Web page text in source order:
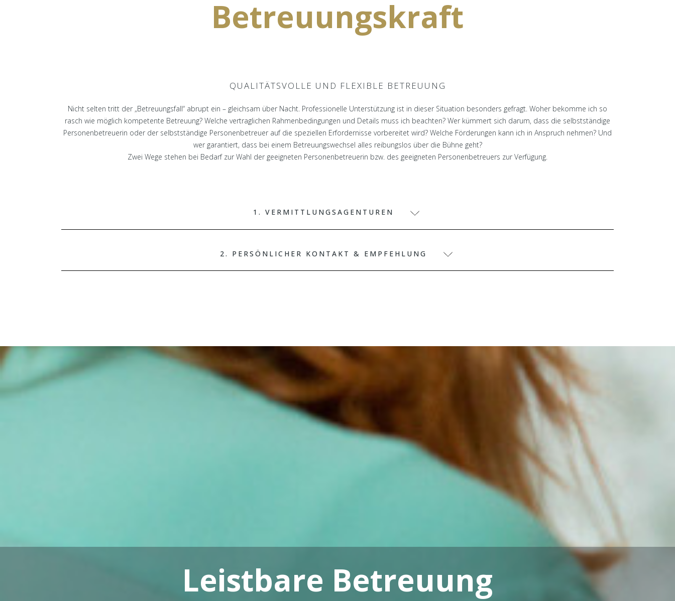
Betreuungskraft
QUALITÄTSVOLLE UND FLEXIBLE BETREUUNG
Nicht selten tritt der „Betreuungsfall“ abrupt ein – gleichsam über Nacht. Professionelle Unterstützung ist in dieser Situation besonders gefragt. Woher bekomme ich so
rasch wie möglich kompetente Betreuung? Welche vertraglichen Rahmenbedingungen und Details muss ich beachten? Wer kümmert sich darum, dass die selbstständige
Personenbetreuerin oder der selbstständige Personenbetreuer auf die speziellen Erfordernisse vorbereitet wird? Welche Förderungen kann ich in Anspruch nehmen? Und
wer garantiert, dass bei einem Betreuungswechsel alles reibungslos über die Bühne geht?
Zwei Wege stehen bei Bedarf zur Wahl der geeigneten Personenbetreuerin bzw. des geeigneten Personenbetreuers zur Verfügung.
1. VERMITTLUNGSAGENTUREN
2. PERSÖNLICHER KONTAKT & EMPFEHLUNG
Leistbare Betreuung